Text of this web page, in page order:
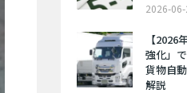
2026-
【2026
強化」
貨物自
解説